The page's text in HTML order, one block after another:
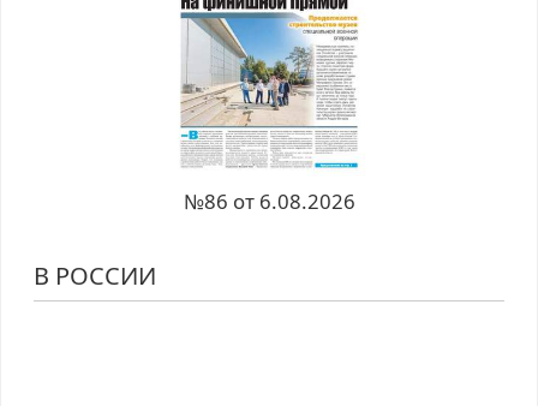
№86 от 6.08.2026
В РОССИИ